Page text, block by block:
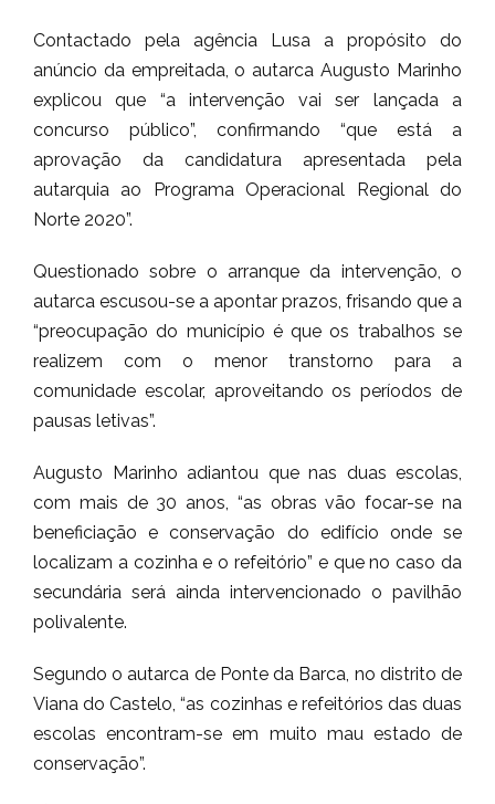
Contactado pela agência Lusa a propósito do
anúncio da empreitada, o autarca Augusto Marinho
explicou que “a intervenção vai ser lançada a
concurso público”, confirmando “que está a
aprovação da candidatura apresentada pela
autarquia ao Programa Operacional Regional do
Norte 2020”.
Questionado sobre o arranque da intervenção, o
autarca escusou-se a apontar prazos, frisando que a
“preocupação do município é que os trabalhos se
realizem com o menor transtorno para a
comunidade escolar, aproveitando os períodos de
pausas letivas”.
Augusto Marinho adiantou que nas duas escolas,
com mais de 30 anos, “as obras vão focar-se na
beneficiação e conservação do edifício onde se
localizam a cozinha e o refeitório” e que no caso da
secundária será ainda intervencionado o pavilhão
polivalente.
Segundo o autarca de Ponte da Barca, no distrito de
Viana do Castelo, “as cozinhas e refeitórios das duas
escolas encontram-se em muito mau estado de
conservação”.